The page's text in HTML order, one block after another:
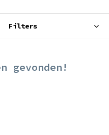
Filters
gevonden!